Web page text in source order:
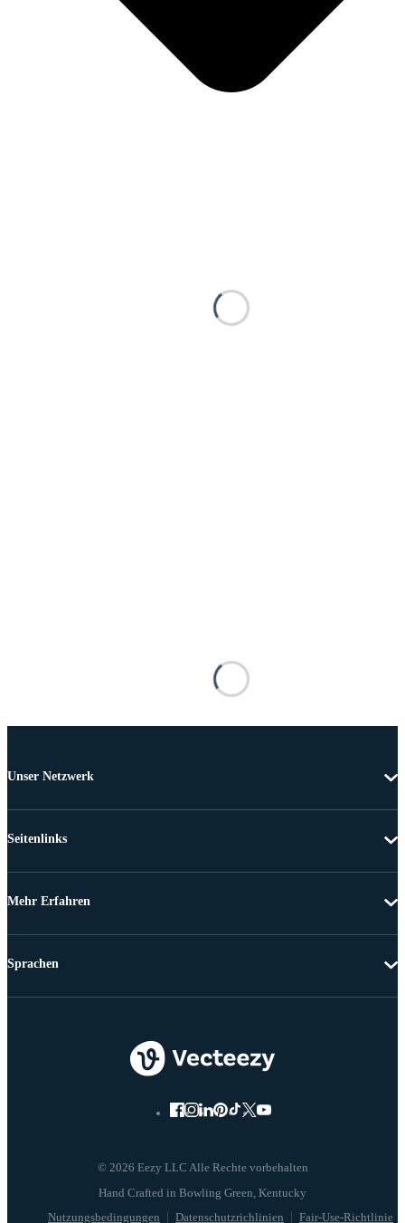
Unser Netzwerk
Seitenlinks
Mehr Erfahren
© 2026 Eezy LLC Alle Rechte vorbehalten
Nutzungsbedingungen Datenschutzrichlinien Fair-Use-Richtlinie
Sprachen